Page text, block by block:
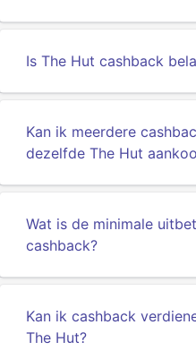
Is The Hut cashback
Kan ik meerdere
dezelfde The Hut
Wat is de minimale
cashback?
Kan ik cashback
The Hut?